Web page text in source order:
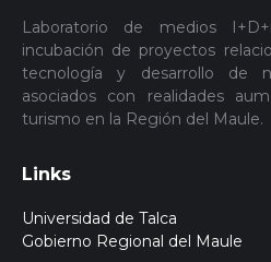
Laboratorio de medios
incubación de proyectos
tecnología y desarrollo de
asociados con realidades
turismo en la Región del Maule.
Links
Universidad de Talca
Gobierno Regional del Maule